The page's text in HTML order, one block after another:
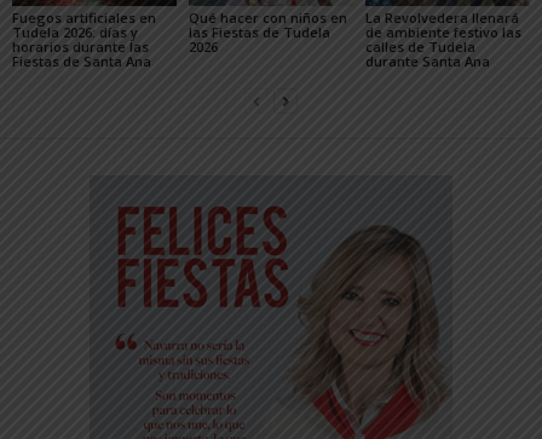
Fuegos artificiales en
Tudela 2026: días y
horarios durante las
Fiestas de Santa Ana
Qué hacer con niños en
las Fiestas de Tudela
2026
La Revolvedera llenará
de ambiente festivo las
calles de Tudela
durante Santa Ana